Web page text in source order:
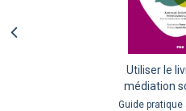
Utiliser le
médiation
Guide pratique